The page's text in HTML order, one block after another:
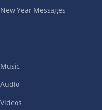
New Year Messages
Music
Audio
Videos